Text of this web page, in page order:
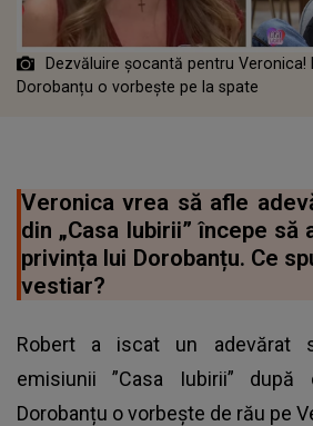
Dezvăluire șocantă pentru Veronica!
Dorobanțu o vorbește pe la spate
Veronica vrea să afle
din „Casa Iubirii” începe să
privința lui Dorobanțu. Ce
vestiar?
Robert a iscat un adevărat
emisiunii ”Casa Iubirii”
Dorobanțu o vorbește de rău pe